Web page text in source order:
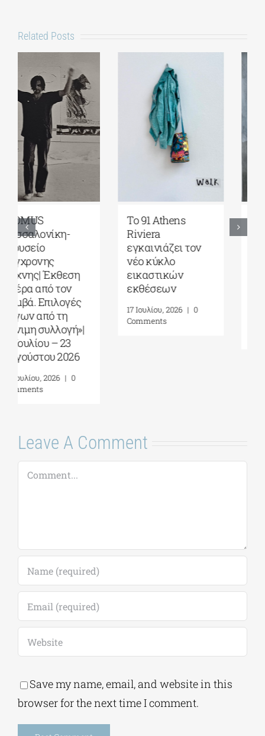
Related Posts
Γκαλερί
Ζουμπουλάκη|
Σοφία
Παπακώστα-
Things to hold| 17
Σεπτεμβρίου – 10
Οκτωβρίου 2026
30 Ιουλίου, 2026
Comments
Έρχεται το
Platforms Project
2026| 17-20
Σεπτεμβρίου στο
Καπνεργοστάσιο
της Βουλής των
22 Ιουλίου, 2026
Leave A Comment
Save my name, email, and website in this
browser for the next time I comment.
Alternative: